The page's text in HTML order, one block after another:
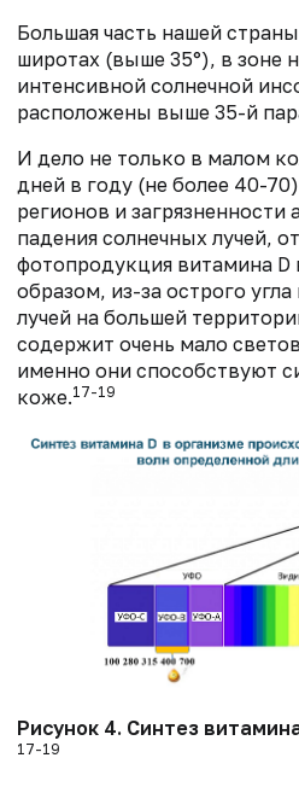
Большая часть нашей
широтах (выше 35°), в зоне
интенсивной солнечной
расположены выше 35-й
И дело не только в малом
дней в году (не более 40-
регионов и загрязненности
падения солнечных лучей,
фотопродукция витамина
образом, из-за острого
лучей на большей
содержит очень мало
именно они способствуют
коже.17-19
Рисунок 4. Синтез
17-19